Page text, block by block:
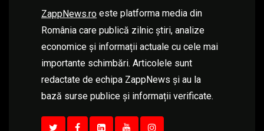
ZappNews.ro este platforma media din
România care publică zilnic știri, analize
economice și informații actuale cu cele mai
importante schimbări. Articolele sunt
redactate de echipa ZappNews și au la
bază surse publice și informații verificate.